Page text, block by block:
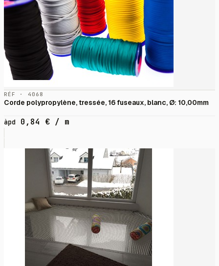
RÉF · 4068
Corde polypropylène, tressée, 16 fuseaux, blanc, Ø: 10,00mm
àpd 0,84 € / m